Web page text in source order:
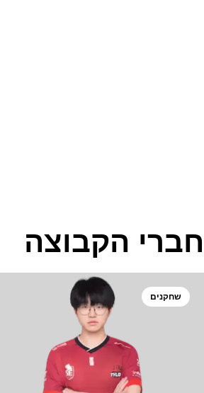
חברי הקבוצה
שחקנים